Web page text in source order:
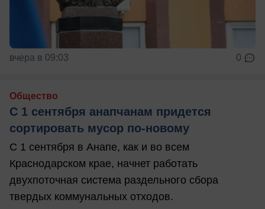
вчера в 09:03 0
Общество
С 1 сентября анапчанам придется
сортировать мусор по-новому
С 1 сентября в Анапе, как и во всем
Краснодарском крае, начнет работать
двухпоточная система раздельного сбора
твердых коммунальных отходов.